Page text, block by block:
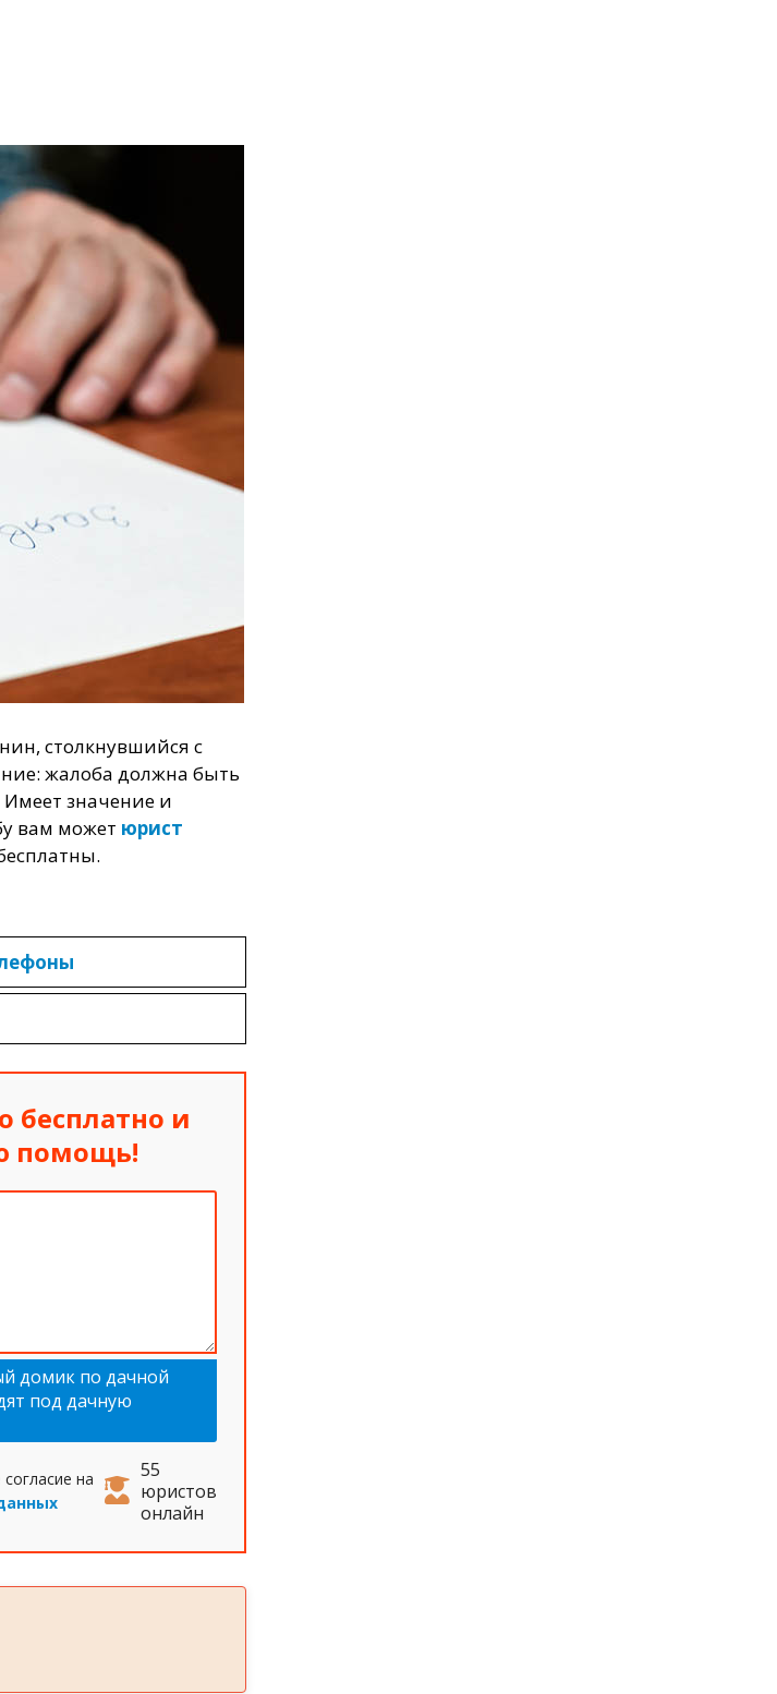
столкнувшийся с
жалоба должна быть
Имеет значение и
вам может юрист
бесплатно и
помощь!
домик по дачной
под дачную
на
55
юристов
онлайн